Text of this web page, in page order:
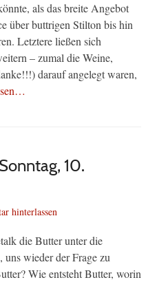
als das breite Angebot
über buttrigen Stilton bis hin
Letztere ließen sich
– zumal die Weine,
darauf angelegt waren,
10.
hinterlassen
die Butter unter die
uns wieder der Frage zu
Wie entsteht Butter, worin